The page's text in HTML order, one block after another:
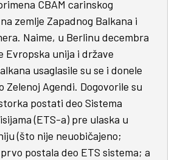
CBAM carinskog
zemlje Zapadnog Balkana i
Naime, u Berlinu decembra
Evropska unija i države
usaglasile su se i donele
Zelenoj Agendi. Dogovorile su
postati deo Sistema
(ETS-a) pre ulaska u
(što nije neuobičajeno;
postala deo ETS sistema; a